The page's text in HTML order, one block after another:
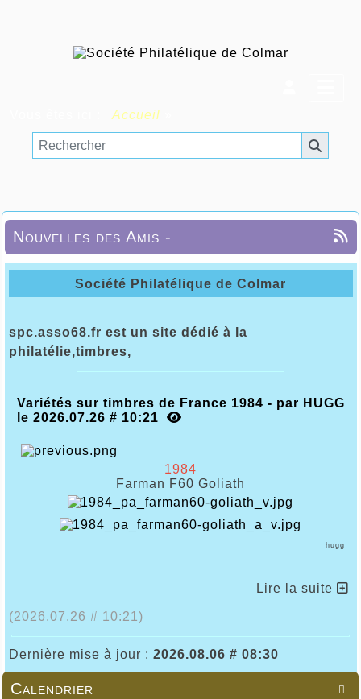
Accueil

Calendrier
Nouvelles des Amis -
Société Philatélique de Colmar
spc.asso68.fr est un site dédié à la
philatélie,timbres,
Variétés sur timbres de France 1984 - par HUGG
le 2026.07.26 # 10:21
1984
Farman F60 Goliath
hugg
Lire la suite
(2026.07.26 # 10:21)
Dernière mise à jour : 2026.08.06 # 08:30